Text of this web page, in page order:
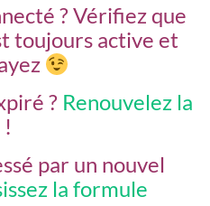
?Vérifiez que
toujours active et
? Renouvelez la
!
par un nouvel
la formule